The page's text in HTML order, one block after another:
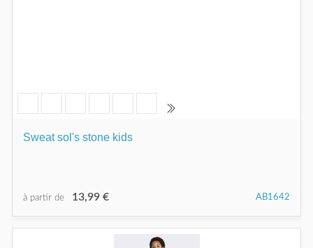
Sweat sol's stone kids
à partir de 13,99 € AB1642